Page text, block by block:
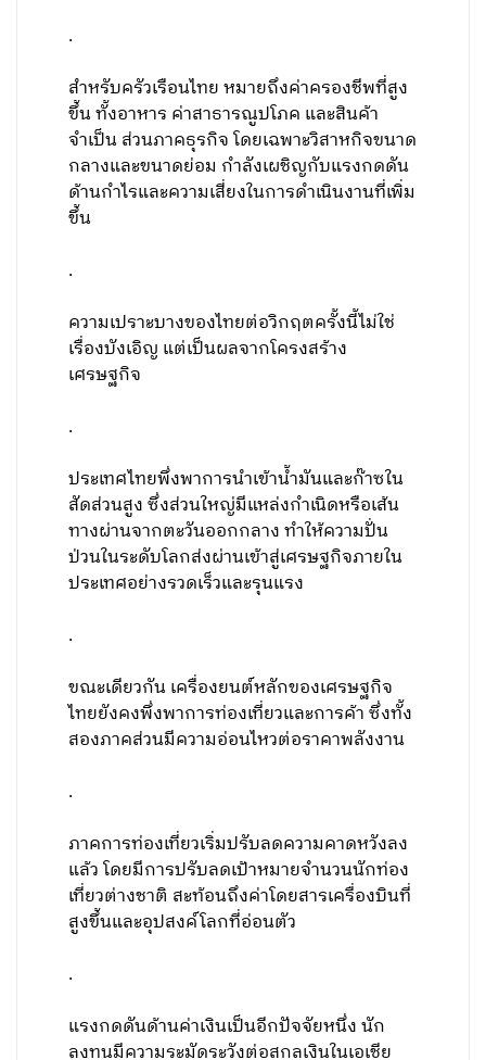
.
สำหรับครัวเรือนไทย หมายถึงค่าครองชีพที่สูง
ขึ้น ทั้งอาหาร ค่าสาธารณูปโภค และสินค้า
จำเป็น ส่วนภาคธุรกิจ โดยเฉพาะวิสาหกิจขนาด
กลางและขนาดย่อม กำลังเผชิญกับแรงกดดัน
ด้านกำไรและความเสี่ยงในการดำเนินงานที่เพิ่ม
ขึ้น
.
ความเปราะบางของไทยต่อวิกฤตครั้งนี้ไม่ใช่
เรื่องบังเอิญ แต่เป็นผลจากโครงสร้าง
เศรษฐกิจ
.
ประเทศไทยพึ่งพาการนำเข้าน้ำมันและก๊าซใน
สัดส่วนสูง ซึ่งส่วนใหญ่มีแหล่งกำเนิดหรือเส้น
ทางผ่านจากตะวันออกกลาง ทำให้ความปั่น
ป่วนในระดับโลกส่งผ่านเข้าสู่เศรษฐกิจภายใน
ประเทศอย่างรวดเร็วและรุนแรง
.
ขณะเดียวกัน เครื่องยนต์หลักของเศรษฐกิจ
ไทยยังคงพึ่งพาการท่องเที่ยวและการค้า ซึ่งทั้ง
สองภาคส่วนมีความอ่อนไหวต่อราคาพลังงาน
.
ภาคการท่องเที่ยวเริ่มปรับลดความคาดหวังลง
แล้ว โดยมีการปรับลดเป้าหมายจำนวนนักท่อง
เที่ยวต่างชาติ สะท้อนถึงค่าโดยสารเครื่องบินที่
สูงขึ้นและอุปสงค์โลกที่อ่อนตัว
.
แรงกดดันด้านค่าเงินเป็นอีกปัจจัยหนึ่ง นัก
ลงทุนมีความระมัดระวังต่อสกุลเงินในเอเชีย